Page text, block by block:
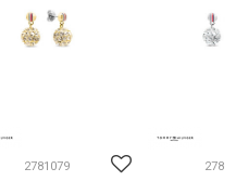
2781079